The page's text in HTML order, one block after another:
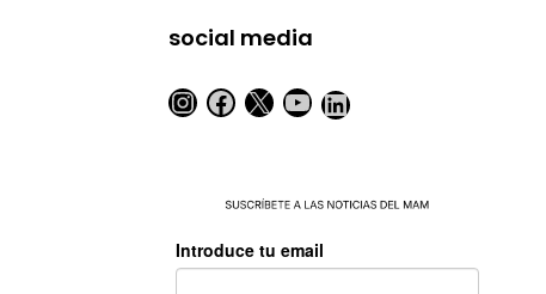
social media
Instagram
Facebook
X YouTube
LinkedIn